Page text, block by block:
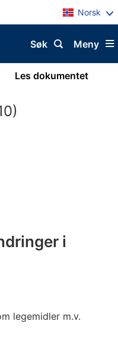
Norsk
Meny
Søk
Les dokumentet
i
legemidler m.v.